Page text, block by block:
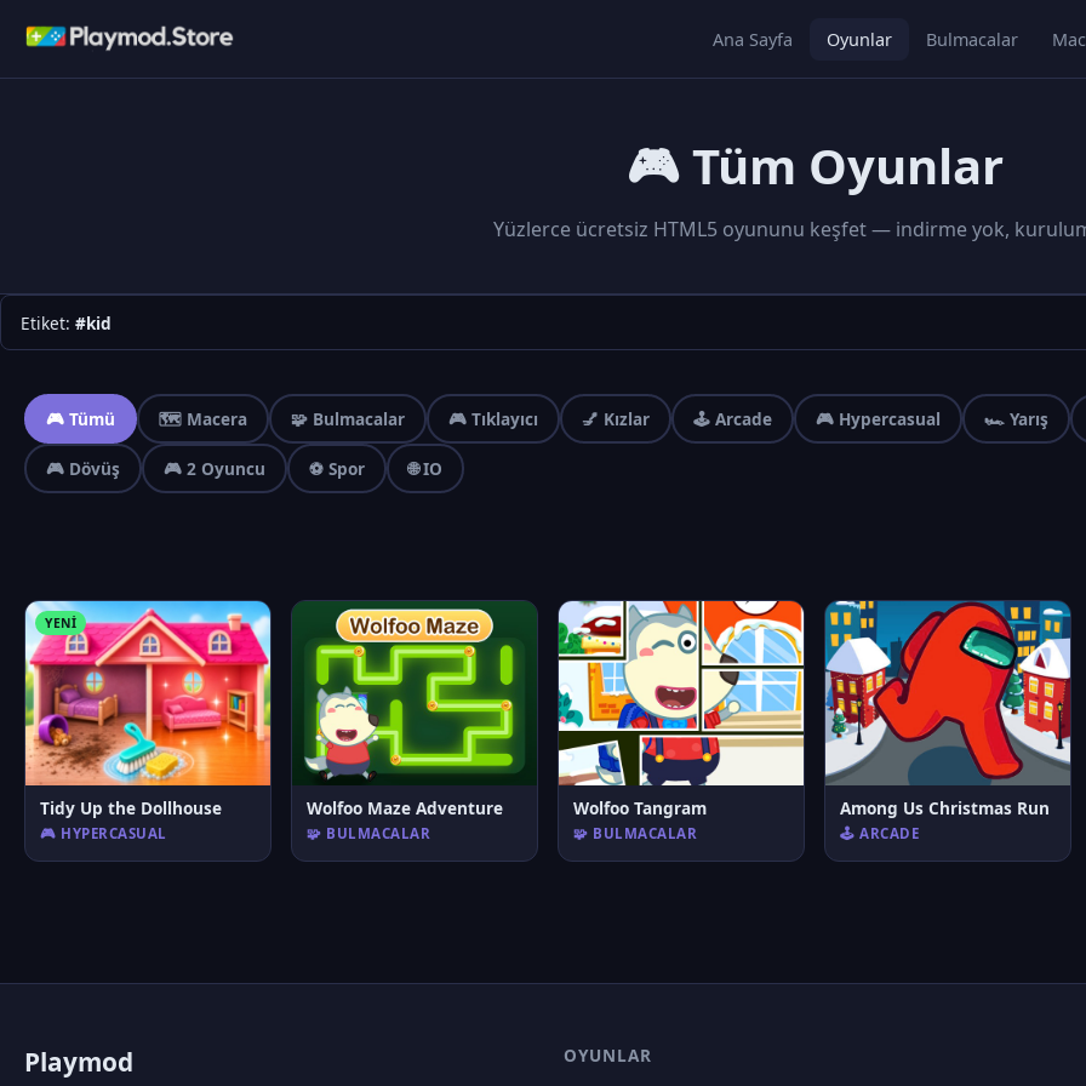
Ana Sayfa Oyunlar Bulmacalar
🎮 Tüm Oyunlar
Yüzlerce ücretsiz HTML5 oyununu keşfet — indirme yok,
Etiket: #kid
🎮 Tümü 🗺️ Macera 🧩 Bulmacalar 🎮 Tıklayıcı 💅 Kızlar 🕹️ Arcade 🎮 Hypercasual 🏎️ Yarış
🎮 Dövüş 🎮 2 Oyuncu ⚽ Spor 🌐 IO
YENI
Tidy Up the Dollhouse
🎮 HYPERCASUAL
Wolfoo Maze Adventure
🧩 BULMACALAR
Wolfoo Tangram
🧩 BULMACALAR
Among Us Christmas Run
🕹️ ARCADE
Playmod OYUNLAR